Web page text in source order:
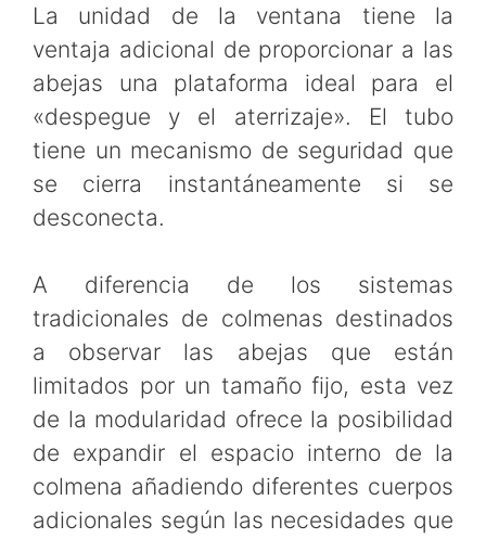
La unidad de la ventana tiene la
ventaja adicional de proporcionar a las
abejas una plataforma ideal para el
«despegue y el aterrizaje». El tubo
tiene un mecanismo de seguridad que
se cierra instantáneamente si se
desconecta.
A diferencia de los sistemas
tradicionales de colmenas destinados
a observar las abejas que están
limitados por un tamaño fijo, esta vez
de la modularidad ofrece la posibilidad
de expandir el espacio interno de la
colmena añadiendo diferentes cuerpos
adicionales según las necesidades que